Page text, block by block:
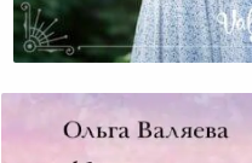
Должны Ли